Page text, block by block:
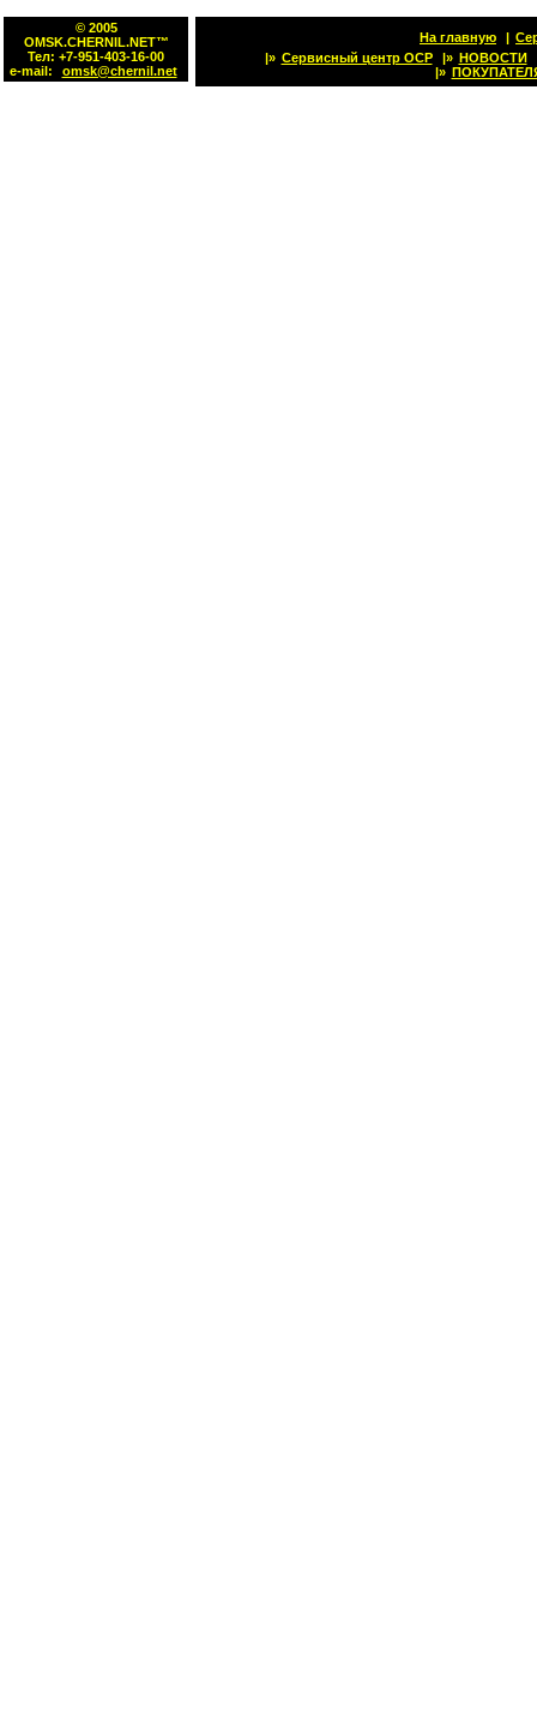
© 2005
OMSK.CHERNIL.NET™
Тел: +7-951-403-16-00
e-mail:
omsk@chernil.net
На главную |
|» Сервисный центр OCP |» НОВОСТИ
|»